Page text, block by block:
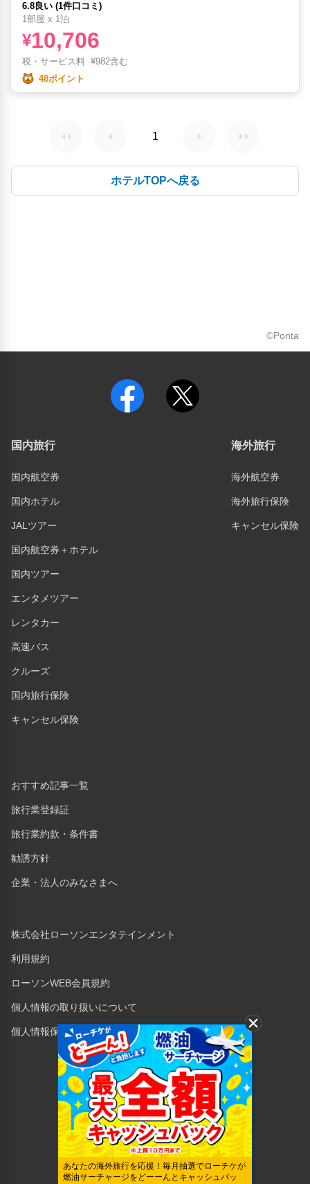
6.8良い (1件口コミ)
1部屋 x 1泊
¥10,706
税・サービス料 ¥982含む
48ポイント
1
ホテルTOPへ戻る
©Ponta
国内旅行
国内航空券
国内ホテル
JALツアー
国内航空券＋ホテル
国内ツアー
エンタメツアー
レンタカー
高速バス
クルーズ
国内旅行保険
キャンセル保険
おすすめ記事一覧
旅行業登録証
旅行業約款・条件書
勧誘方針
企業・法人のみなさまへ
株式会社ローソンエンタテインメント
利用規約
ローソンWEB会員規約
個人情報の取り扱いについて
個人情報保護方針
海外旅行
海外航空券
海外旅行保険
キャンセル保険
Copyright © 1998 Lawson Entertainment, Inc.
あなたの海外旅行を応援！毎月抽選でローチケが
燃油サーチャージをどーーんとキャッシュバッ